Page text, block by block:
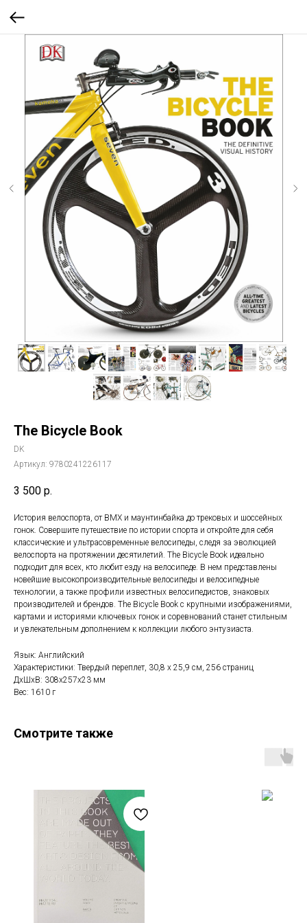
The Bicycle Book
DK
Артикул: 9780241226117
3 500 р.
История велоспорта, от BMX и маунтинбайка до трековых и шоссейных
гонок. Совершите путешествие по истории спорта и откройте для себя
классические и ультрасовременные велосипеды, следя за эволюцией
велоспорта на протяжении десятилетий. The Bicycle Book идеально
подходит для всех, кто любит езду на велосипеде. В нем представлены
новейшие высокопроизводительные велосипеды и велосипедные
технологии, а также профили известных велосипедистов, знаковых
производителей и брендов. The Bicycle Book с крупными изображениями,
картами и историями ключевых гонок и соревнований станет стильным
и увлекательным дополнением к коллекции любого энтузиаста.
Язык: Английский
Характеристики: Твердый переплет, 30,8 x 25,9 см, 256 страниц
ДxШxВ: 308x257x23 мм
Вес: 1610 г
Смотрите также